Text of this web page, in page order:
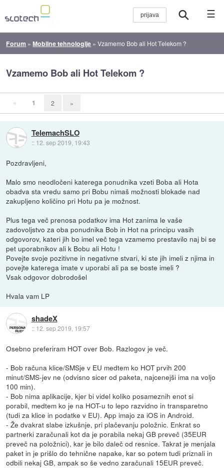
☰
Forum »Mobilne tehnologije »Vzamemo Bob ali Hot Telekom ?
Vzamemo Bob ali Hot Telekom ?
« 1 2 »
TelemachSLO
:: 12. sep 2019, 19:43
Pozdravljeni,
Malo smo neodločeni katerega ponudnika vzeti Boba ali Hota
obadva sta vredu samo pri Bobu nimaš možnosti blokade nad
zakupljeno količino pri Hotu pa je možnost.
Plus tega več prenosa podatkov ima Hot zanima le vaše
zadovoljstvo za oba ponudnika Bob in Hot na principu vasih
odgovorov, kateri jih bo imel več tega vzamemo prestavilo naj bi se
pet uporabnikov ali k Bobu ali Hotu !
Povejte svoje pozitivne in negativne stvari, ki ste jih imeli z njima in
povejte katerega imate v uporabi ali pa se boste imeli ?
Vsak odgovor dobrodošel
Hvala vam LP
shadeX
:: 12. sep 2019, 19:57
Osebno preferiram HOT over Bob. Razlogov je več.
- Bob računa klice/SMSje v EU medtem ko HOT prvih 200
minut/SMS-jev ne (odvisno sicer od paketa, najcenejši ima na voljo
100 min).
- Bob nima aplikacije, kjer bi videl koliko posameznih enot si
porabil, medtem ko je na HOT-u to lepo razvidno in transparetno
(tudi za klice in podatke v EU). App imajo za iOS in Android.
- Že dvakrat slabe izkušnje, pri plačevanju položnic. Enkrat so
partnerki zaračunali kot da je porabila nekaj GB preveč (35EUR
preveč na položnici), kar je bilo daleč od resnice. Takrat je menjala
paket in je prišlo do tehnične napake, kar so potem tudi priznali in
odbili nekaj GB, ampak so še vedno zaračunali 15EUR preveč.